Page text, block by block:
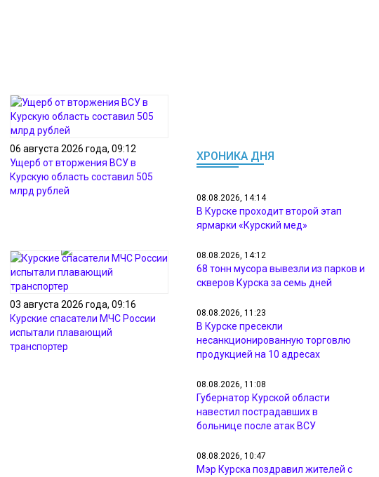
06 августа 2026 года, 09:12
Ущерб от вторжения ВСУ в
Курскую область составил 505
млрд рублей
03 августа 2026 года, 09:16
Курские спасатели МЧС России
испытали плавающий
транспортер
ХРОНИКА ДНЯ
08.08.2026, 14:14
В Курске проходит второй этап
ярмарки «Курский мед»
08.08.2026, 14:12
68 тонн мусора вывезли из парков и
скверов Курска за семь дней
08.08.2026, 11:23
В Курске пресекли
несанкционированную торговлю
продукцией на 10 адресах
08.08.2026, 11:08
Губернатор Курской области
навестил пострадавших в
больнице после атак ВСУ
08.08.2026, 10:47
Мэр Курска поздравил жителей с